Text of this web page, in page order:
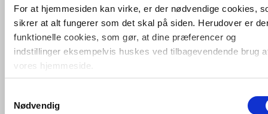
For at hjemmesiden kan virke, er der nødvendige cookies,
sikrer at alt fungerer som det skal på siden. Herudover er
funktionelle cookies, som gør, at dine præferencer og
indstillinger eksempelvis huskes ved tilbagevendende brug
vores hjemmeside.
Foruden nødvendige og funktionelle cookies er der
cookies. Disse bruger vi bl.a. til at måle trafik, omsætning,
Nødvendig